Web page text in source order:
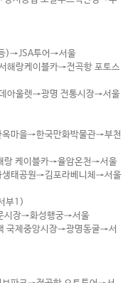
)→JSA투어→서울
랑케이블카→전곡항 포토스
아울렛→광명 전통시장→서울
마을→한국만화박물관→부천
랑 케이블카→율암온천→서울
태공원→김포라베니체→서울
부1)
시장→화성행궁→서울
국제중앙시장→광명동굴→서